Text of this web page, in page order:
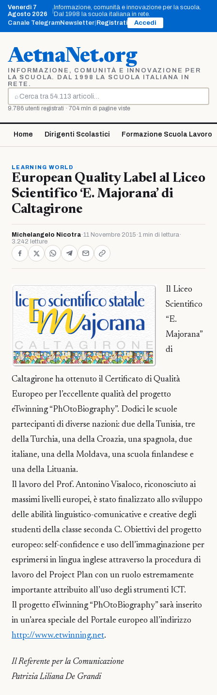
Vai
contenuto
Venerdì 7
Agosto 2026
Informazione, comunità e innovazione per la scuola.
Dal 1998 la scuola italiana in rete.
Canale TelegramNewsletter Registrati Accedi
AetnaNet.org
INFORMAZIONE, COMUNITÀ E INNOVAZIONE PER
LA SCUOLA. DAL 1998 LA SCUOLA ITALIANA IN
RETE.
⌕
Cerca
9.786 utenti registrati · 704 mln di pagine viste
Home Dirigenti Scolastici Formazione Scuola Lavoro
LEARNING WORLD
European Quality Label al Liceo
Scientifico ‘E. Majorana’ di
Caltagirone
Michelangelo Nicotra·11 Novembre 2015 ·1 min di lettura·
3.242 letture
Il Liceo
Scientifico
“E.
Majorana”
di
Caltagirone ha ottenuto il Certificato di Qualità
Europeo per l’eccellente qualità del progetto
eTwinning “PhOtoBiography”. Dodici le scuole
partecipanti di diverse nazioni: due della Tunisia, tre
della Turchia, una della Croazia, una spagnola, due
italiane, una della Moldava, una scuola finlandese e
una della Lituania.
Il lavoro del Prof. Antonino Visaloco, riconosciuto ai
massimi livelli europei, è stato finalizzato allo sviluppo
delle abilità linguistico-comunicative e creative degli
studenti della classe seconda C. Obiettivi del progetto
europeo: self-confidence e uso dell’immaginazione per
esprimersi in lingua inglese attraverso la procedura di
lavoro del Project Plan con un ruolo estremamente
importante attribuito all’uso degli strumenti ICT.
Il progetto eTwinning “PhOtoBiography” sarà inserito
in un’area speciale del Portale europeo all’indirizzo
http://www.etwinning.net.
Il Referente per la Comunicazione
Patrizia Liliana De Grandi